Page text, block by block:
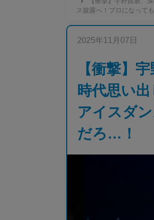
ス披露へ！プロになって
2025年11月07日
【衝撃】
時代思い
アイスダ
だろ…！